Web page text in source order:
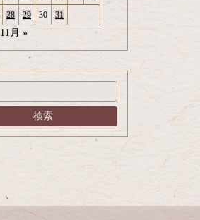
28 29 30 31
11月 »